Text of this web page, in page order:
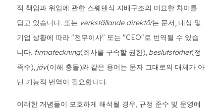
적 책임과 위임에 관한 스웨덴식 지배구조의 미묘한 차이를
담고 있습니다. 또는 verkställande direktör는 문서, 대상 및
기업 상황에 따라 "전무이사" 또는 "CEO"로 번역될 수 있습
니다. firmateckning(회사를 구속할 권한), beslutsförhet(정
족수), jäv(이해 충돌)와 같은 용어는 문자 그대로의 대체가 아
닌 기능적 번역이 필요합니다.
이러한 개념들이 모호하게 해석될 경우, 규정 준수 및 운영에